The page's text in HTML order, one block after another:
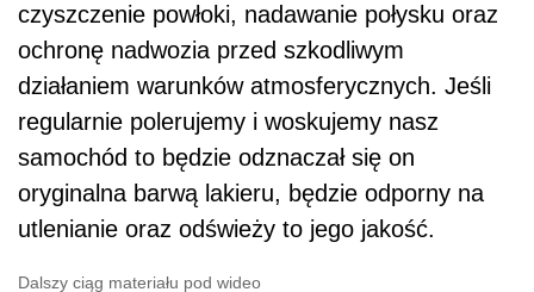
czyszczenie powłoki, nadawanie połysku oraz
ochronę nadwozia przed szkodliwym
działaniem warunków atmosferycznych. Jeśli
regularnie polerujemy i woskujemy nasz
samochód to będzie odznaczał się on
oryginalna barwą lakieru, będzie odporny na
utlenianie oraz odświeży to jego jakość.
Dalszy ciąg materiału pod wideo